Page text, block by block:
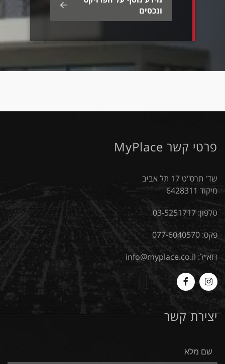
ונכסים
פרטי קשר MyPlace
שד' תרס"ט 17 תל אביב
מיקוד 6428311
טלפון: 03-5251717
פקס: 077-6040570
דוא״ל: info@myplace.co.il
Myplace
-
Instagram
MyPlace
Facebook
יצירת קשר